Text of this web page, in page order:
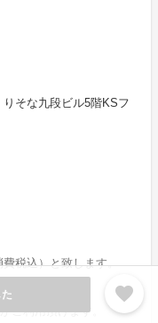
favorite
そな九段ビル5階KSフ
税込）と致します。
ご利用頂けます。